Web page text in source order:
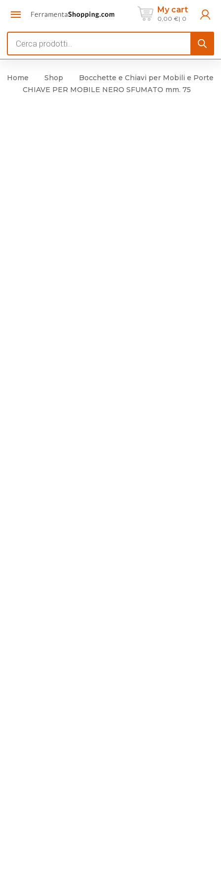
My cart
0,00 € 0
search
Home Shop
Bocchette e Chiavi per Mobili e Porte
CHIAVE PER MOBILE NERO SFUMATO mm. 75